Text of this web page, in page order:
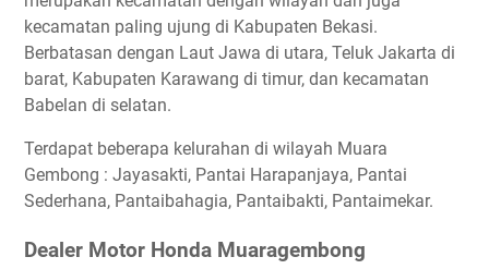
kecamatan paling ujung di Kabupaten Bekasi.
Berbatasan dengan Laut Jawa di utara, Teluk Jakarta di
barat, Kabupaten Karawang di timur, dan kecamatan
Babelan di selatan.
Terdapat beberapa kelurahan di wilayah Muara
Gembong : Jayasakti, Pantai Harapanjaya, Pantai
Sederhana, Pantaibahagia, Pantaibakti, Pantaimekar.
Dealer Motor Honda Muaragembong